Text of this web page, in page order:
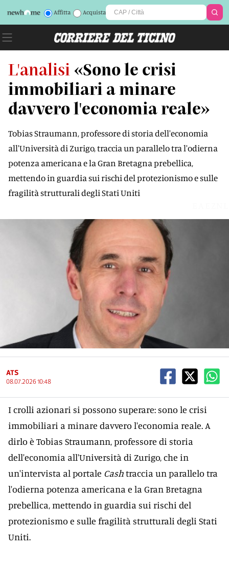
Affitta Acquista
L'analisi «Sono le crisi
immobiliari a minare
davvero l'economia reale»
Tobias Straumann, professore di storia dell'economia
all'Università di Zurigo, traccia un parallelo tra l'odierna
potenza americana e la Gran Bretagna prebellica,
mettendo in guardia sui rischi del protezionismo e sulle
fragilità strutturali degli Stati Uniti
ATS
08.07.2026 10:48
I crolli azionari si possono superare: sono le crisi
immobiliari a minare davvero l'economia reale. A
dirlo è Tobias Straumann, professore di storia
dell'economia all'Università di Zurigo, che in
un'intervista al portale Cashtraccia un parallelo tra
l'odierna potenza americana e la Gran Bretagna
prebellica, mettendo in guardia sui rischi del
protezionismo e sulle fragilità strutturali degli Stati
Uniti.